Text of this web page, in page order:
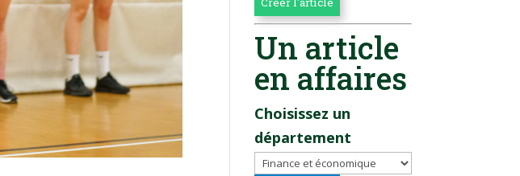
Un article
en affaires
Choisissez un
département